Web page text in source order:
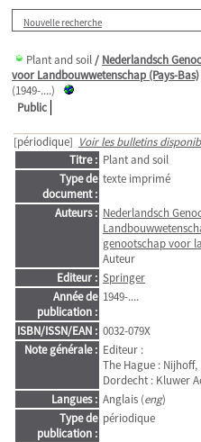
Nouvelle recherche
Plant and soil/ Nederlandsch
voor Landbouwwetenschap (Pays-Bas)
(1949-....)
Public
[périodique] Voir les bulletins
Titre : Plant and soil
Type de
document :
texte imprimé
Auteurs : Nederlandsch
genootschap voor
Auteur
Editeur : Springer
Année de
publication :
1949-....
ISBN/ISSN/EAN : 0032-079X
Note générale : Editeur :
The Hague : Nijhoff,
Dordecht : Kluwer
Langues : Anglais (eng)
Type de
publication :
périodique